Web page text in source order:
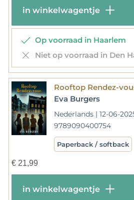
in winkelwagentje
Op voorraad in Haarlem
Niet op voorraad in Den
Rooftop Rendez-
Eva Burgers
Nederlands | 12-06-
9789090400754
Paperback / softback
€21,99
in winkelwagentje